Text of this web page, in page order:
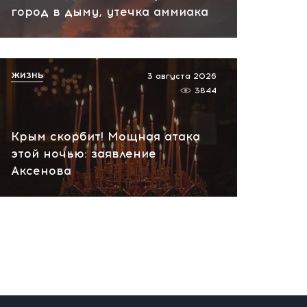
глаза: США вновь наводят
удары по России
город в дыму, утечка аммиака
Крым скорбит! Мощная атака
этой ночью: заявление
Аксенова
3 августа 2026
3844
ЖИЗНЬ